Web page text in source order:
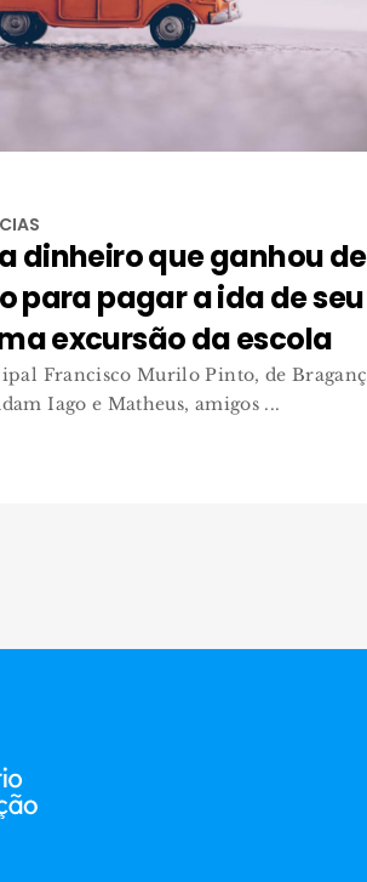
dinheiro que ganhou de
para pagar a ida de seu
excursão da escola
Francisco Murilo Pinto, de
Iago e Matheus, amigos ...